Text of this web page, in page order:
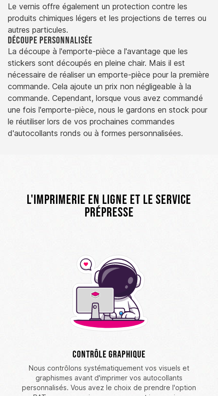
Le vernis offre également un protection contre les
produits chimiques légers et les projections de terres ou
autres particules.
Découpe personnalisée
La découpe à l'emporte-pièce a l'avantage que les
stickers sont découpés en pleine chair. Mais il est
nécessaire de réaliser un emporte-pièce pour la première
commande. Cela ajoute un prix non négligeable à la
commande. Cependant, lorsque vous avez commandé
une fois l'emporte-pièce, nous le gardons en stock pour
le réutiliser lors de vos prochaines commandes
d'autocollants ronds ou à formes personnalisées.
L'imprimerie en ligne et le service
prépresse
Contrôle graphique
Nous contrôlons systématiquement vos visuels et
graphismes avant d'imprimer vos autocollants
personnalisés. Vous avez le choix de prendre l'option